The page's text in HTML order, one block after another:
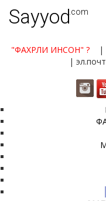
Sayyod.com
"ФАХРЛИ ИНСОН" ?
|
|